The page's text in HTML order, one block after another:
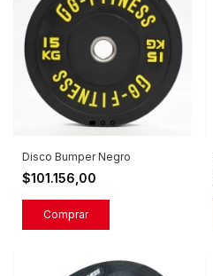
Disco Bumper Negro
$101.156,00
Comprar